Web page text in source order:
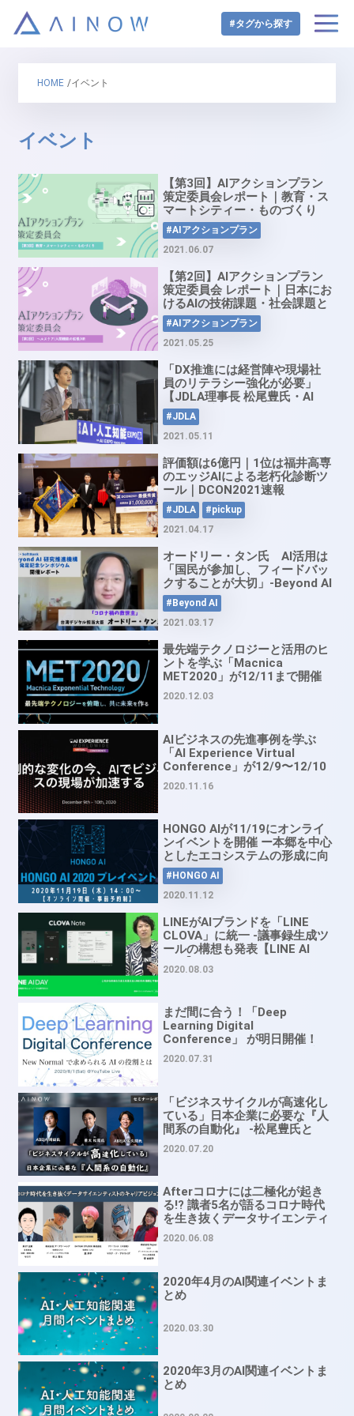
#タグから探す
HOME /イベント
イベント
【第3回】AIアクションプラン
策定委員会レポート｜教育・ス
マートシティー・ものづくり
#AIアクションプラン
2021.06.07
【第2回】AIアクションプラン
策定委員会 レポート｜日本にお
けるAIの技術課題・社会課題と
は
#AIアクションプラン
2021.05.25
「DX推進には経営陣や現場社
員のリテラシー強化が必要」
【JDLA理事長 松尾豊氏・AI
EXPO講演レポート】
#JDLA
2021.05.11
評価額は6億円｜1位は福井高専
のエッジAIによる老朽化診断ツ
ール｜DCON2021速報
#JDLA
#pickup
2021.04.17
オードリー・タン氏 AI活用は
「国民が参加し、フィードバッ
クすることが大切」-Beyond AI
研究推進機構 発足記念シンポジ
ウム 開催レポート
#Beyond AI
2021.03.17
最先端テクノロジーと活用のヒ
ントを学ぶ「Macnica
MET2020」が12/11まで開催
中！
2020.12.03
AIビジネスの先進事例を学ぶ
「AI Experience Virtual
Conference」が12/9〜12/10
に開催
2020.11.16
HONGO AIが11/19にオンライ
ンイベントを開催 ー本郷を中心
としたエコシステムの形成に向
けて
#HONGO AI
2020.11.12
LINEがAIブランドを「LINE
CLOVA」に統一 -議事録生成ツ
ールの構想も発表【LINE AI
DAY】
2020.08.03
まだ間に合う！「Deep
Learning Digital
Conference」 が明日開催！
Google BrainのShane Gu氏も
登壇
2020.07.31
「ビジネスサイクルが高速化し
ている」日本企業に必要な『人
間系の自動化』 -松尾豊氏と
ABEJA 岡田氏が語るDX
2020.07.20
Afterコロナには二極化が起き
る!? 識者5名が語るコロナ時代
を生き抜くデータサイエンティ
ストのキャリアビジョン
2020.06.08
2020年4月のAI関連イベントま
とめ
2020.03.30
2020年3月のAI関連イベントま
とめ